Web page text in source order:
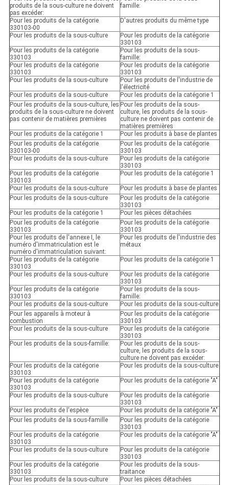
produits de la sous-culture ne doivent
pas excéder:
famille:
Pour les produits de la catégorie
330103-00
D'autres produits du même type
Pour les produits de la sous-culture
Pour les produits de la catégorie
330103
Pour les produits de la catégorie
330103
Pour les produits de la sous-
famille:
Pour les produits de la catégorie
330103
Pour les produits de la catégorie
330103
Pour les produits de la sous-culture
Pour les produits de l'industrie de
l'électricité
Pour les produits de la sous-culture
Pour les produits de la catégorie 1
Pour les produits de la sous-culture, les
produits de la sous-culture ne doivent
pas contenir de matières premières
Pour les produits de la sous-
culture, les produits de la sous-
culture ne doivent pas contenir de
matières premières
Pour les produits de la catégorie 1
Pour les produits à base de plantes
Pour les produits de la catégorie
330103-00
Pour les produits de la catégorie
330103
Pour les produits de la sous-culture
Pour les produits de la catégorie
330103
Pour les produits de la catégorie
330103
Pour les produits de la catégorie 1
Pour les produits de la sous-culture
Pour les produits à base de plantes
Pour les produits de la sous-culture
Pour les produits de la catégorie
330103
Pour les produits de la catégorie 1
Pour les pièces détachées
Pour les produits de la catégorie
330103
Pour les produits de la catégorie
330103
Pour les produits de l'annexe I, le
numéro d'immatriculation est le
numéro d'immatriculation suivant:
Pour les produits de l'industrie des
métaux
Pour les produits de la catégorie
330103
Pour les produits de la catégorie 1
Pour les produits de la sous-culture
Pour les produits de la catégorie
330103
Pour les produits de la catégorie
330103
Pour les produits de la sous-
famille:
Pour les produits de la sous-culture
Pour les produits de la sous-culture
Pour les appareils à moteur à
combustion
Pour les produits de la catégorie
330103
Pour les produits de la sous-culture
Pour les produits de la catégorie
330103
Pour les produits de la sous-famille:
Pour les produits de la sous-
culture, les produits de la sous-
culture ne doivent pas excéder:
Pour les produits de la catégorie
330103
Pour les produits de la sous-culture
Pour les produits de la catégorie
330103
Pour les produits de la catégorie "A"
Pour les produits de la sous-culture
Pour les produits de la catégorie
330103
Pour les produits de l'espèce
Pour les produits de la catégorie "A"
Pour les produits de la sous-famille
Pour les produits de la catégorie
330103
Pour les produits de la catégorie
330103
Pour les produits de la catégorie "A"
Pour les produits de la sous-culture
Pour les produits de la catégorie
330103
Pour les produits de la catégorie
330103
Pour les produits de la sous-
traitance
Pour les produits de la sous-culture
Pour les pièces détachées